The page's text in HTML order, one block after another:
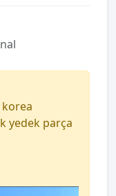
korea
yedek parça